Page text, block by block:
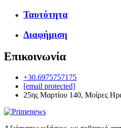
Ταυτότητα
Διαφήμιση
Επικοινωνία
+30.6975757175
[email protected]
25ης Μαρτίου 140, Μοίρες